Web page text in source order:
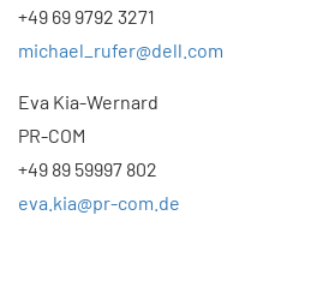
+49 69 9792 3271
michael_rufer@dell.com
Eva Kia-Wernard
PR-COM
+49 89 59997 802
eva.kia@pr-com.de